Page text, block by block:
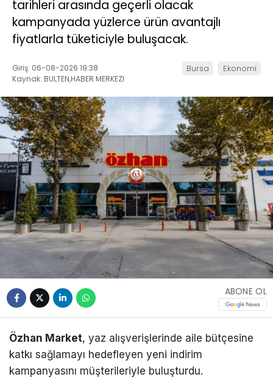
tarihleri arasında geçerli olacak
kampanyada yüzlerce ürün avantajlı
fiyatlarla tüketiciyle buluşacak.
Giriş: 06-08-2026 19:38
Kaynak: BULTEN,HABER MERKEZI
Bursa Ekonomi
ABONE OL
Özhan Market, yaz alışverişlerinde aile bütçesine
katkı sağlamayı hedefleyen yeni indirim
kampanyasını müşterileriyle buluşturdu.